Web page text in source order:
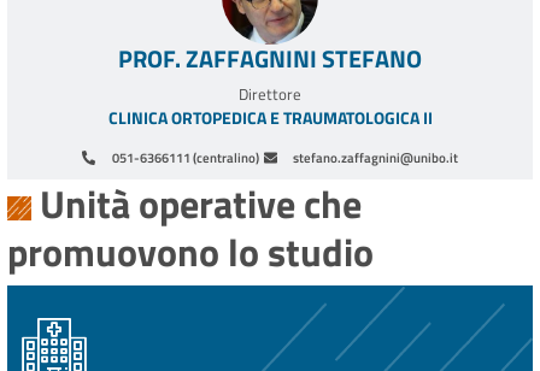
051-6366111 (centralino) stefano.zaffagnini@unibo.it
PROF. ZAFFAGNINI STEFANO
Direttore
CLINICA ORTOPEDICA E TRAUMATOLOGICA II
Unità operative che
promuovono lo studio